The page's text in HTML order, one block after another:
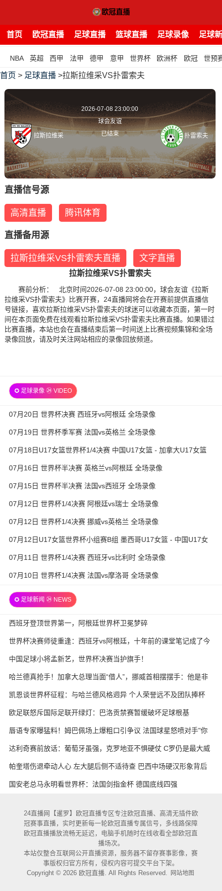
首页 欧冠直播 足球直播 篮球直播 足球录像 足球
NBA 英超 西甲 法甲 德甲 意甲 世界杯 欧洲杯 欧冠 世预
首页 > 足球直播 >拉斯拉维采VS扑雷索夫
拉斯拉维采
2026-07-08 23:00:00
球会友谊
已结束
扑雷索夫
直播信号源
高清直播 腾讯体育
直播备用源
拉斯拉维采VS扑雷索夫直播 文字直播
拉斯拉维采VS扑雷索夫
赛前分析： 北京时间2026-07-08 23:00:00，球会友谊《拉斯
拉维采VS扑雷索夫》比赛开赛，24直播网将会在开赛前提供直播信
号链接，喜欢拉斯拉维采VS扑雷索夫的球迷可以收藏本页面，第一时
间在本页面免费在线观看拉斯拉维采VS扑雷索夫比赛直播。如果错过
比赛直播，本站也会在直播结束后第一时间送上比赛视频集锦和全场
录像回放，请及时关注网站相应的录像回放频道。
✪ 足球录像 ㉔ VIDEO
07月20日 世界杯决赛 西班牙vs阿根廷 全场录像
07月19日 世界杯季军赛 法国vs英格兰 全场录像
07月18日U17女篮世界杯1/4决赛 中国U17女篮 - 加拿大U17女篮
录像
07月16日 世界杯半决赛 英格兰vs阿根廷 全场录像
07月15日 世界杯半决赛 法国vs西班牙 全场录像
07月12日 世界杯1/4决赛 阿根廷vs瑞士 全场录像
07月12日 世界杯1/4决赛 挪威vs英格兰 全场录像
07月12日U17女篮世界杯小组赛B组 墨西哥U17女篮 - 中国U17女
篮 全场录像
07月11日 世界杯1/4决赛 西班牙vs比利时 全场录像
07月10日 世界杯1/4决赛 法国vs摩洛哥 全场录像
✪ 足球新闻 ㉔ NEWS
西班牙登顶世界第一，阿根廷世界杯卫冕梦碎
世界杯决赛师徒重逢：西班牙vs阿根廷，十年前的课堂笔记成了今
天的战术板
中国足球小将孟新艺，世界杯决赛当护旗手！
哈兰德真抢手！加拿大总理当面“借人”，挪威首相摆摆手：他是非
卖品
凯恩谈世界杯征程：与哈兰德风格迥异 个人荣誉远不及团队捧杯
欧足联怒斥国际足联开绿灯：巴洛贡禁赛暂缓破坏足球根基
唇语专家曝猛料！姆巴佩场上爆粗口引争议 法国球星怒喷对手"你
妈的X"
达利奇赛前放话：葡萄牙虽强，克罗地亚不惧硬仗 C罗仍是最大威
胁
帕奎塔伤退牵动人心 左大腿后侧不适待查 巴西中场硬汉形象背后
藏隐忧
国安老总马永明看世界杯：法国剑指金杯 德国底线四强
24直播网【暹罗】欧冠直播专区专注欧冠直播、高清无插件欧
冠赛事直播，实时更新每一轮欧冠直播专属信号，多线路保障
欧冠直播播放流畅无延迟，电脑手机随时在线收看全部欧冠直
播场次。
本站仅整合互联网公开直播资源，服务器不留存赛事影像，赛
事版权归官方所有，侵权内容可提交平台下架。
Copyright © 2026 欧冠直播. All Rights Reserved.
网站地图